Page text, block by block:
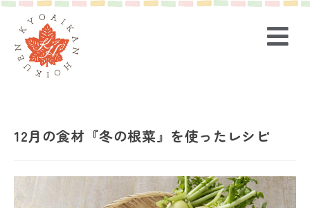
12月の食材『冬の根菜』を使ったレシピ